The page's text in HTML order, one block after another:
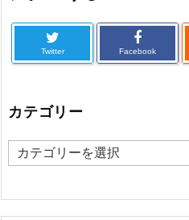
Twitter Facebook
カテゴリー
カ